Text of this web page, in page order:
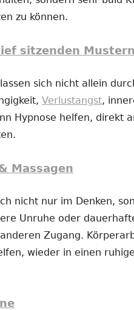
zu können.
sitzenden Mustern
sich nicht allein
Verlustangst,
Hypnose helfen, direkt
Massagen
nicht nur im Denken,
Unruhe oder
Zugang.
wieder in einen